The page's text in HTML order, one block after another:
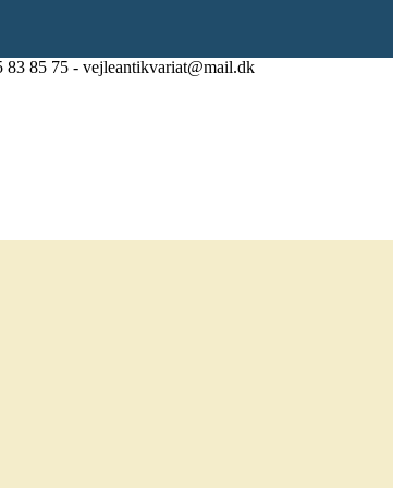
85 75 - vejleantikvariat@mail.dk